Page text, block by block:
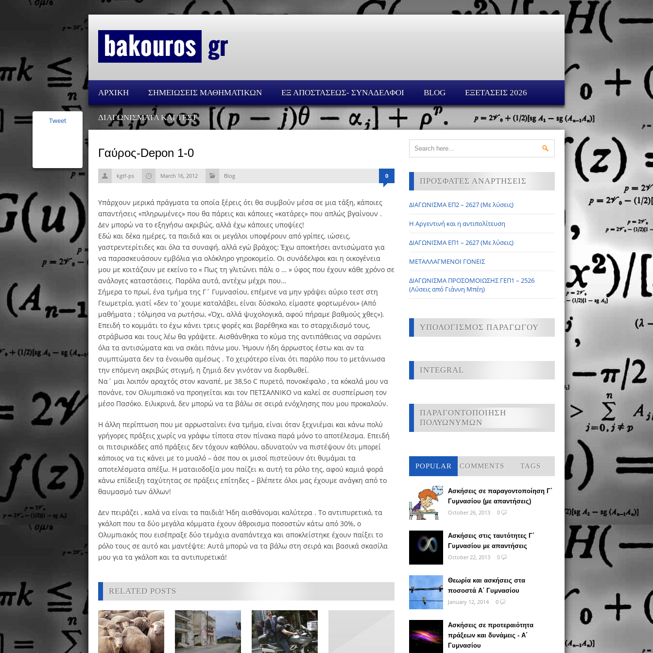
ΑΡΧΙΚΗ ΣΗΜΕΙΩΣΕΙΣ ΜΑΘΗΜΑΤΙΚΩΝ ΕΞ ΑΠΟΣΤΑΣΕΩΣ- ΣΥΝΑΔΕΛΦΟΙ BLOG ΕΞΕΤΑΣΕΙΣ 2026
ΔΙΑΓΩΝΙΣΜΑΤΑ ΚΑΙ ΤΕΣΤ
Γαύρος-Depon 1-0
kgtf-ps March 16, 2012 Blog 0
Υπάρχουν μερικά πράγματα τα οποία ξέρεις ότι θα συμβούν μέσα σε μια τάξη, κάποιες
απαντήσεις «πληρωμένες» που θα πάρεις και κάποιες «κατάρες» που απλώς βγαίνουν .
Δεν μπορώ να το εξηγήσω ακριβώς, αλλά έχω κάποιες υποψίες!
Εδώ και δέκα ημέρες, τα παιδιά και οι μεγάλοι υποφέρουν από γρίπες, ιώσεις,
γαστρεντερίτιδες και όλα τα συναφή, αλλά εγώ βράχος: Έχω αποκτήσει αντισώματα για
να παρασκευάσουν εμβόλια για ολόκληρο γηροκομείο. Οι συνάδελφοι και η οικογένεια
μου με κοιτάζουν με εκείνο το « Πως τη γλιτώνει πάλι ο … » ύφος που έχουν κάθε χρόνο σε
ανάλογες καταστάσεις. Παρόλα αυτά, αντέχω μέχρι που…
Σήμερα το πρωί, ένα τμήμα της Γ΄ Γυμνασίου, επέμενε να μην γράψει αύριο τεστ στη
Γεωμετρία, γιατί «δεν το΄χουμε καταλάβει, είναι δύσκολο, είμαστε φορτωμένοι» (Από
μαθήματα ; τόλμησα να ρωτήσω, «Όχι, αλλά ψυχολογικά, αφού πήραμε βαθμούς χθες»).
Επειδή το κομμάτι το έχω κάνει τρεις φορές και βαρέθηκα και το σταρχιδισμό τους,
στράβωσα και τους λέω θα γράψετε. Αισθάνθηκα το κύμα της αντιπάθειας να σαρώνει
όλα τα αντισώματα και να σκάει πάνω μου. Ήμουν ήδη άρρωστος έστω και αν τα
συμπτώματα δεν τα ένοιωθα αμέσως . Το χειρότερο είναι ότι παρόλο που το μετάνιωσα
την επόμενη ακριβώς στιγμή, η ζημιά δεν γινόταν να διορθωθεί.
Να΄ μαι λοιπόν αραχτός στον καναπέ, με 38,5ο C πυρετό, πονοκέφαλο , τα κόκαλά μου να
πονάνε, τον Ολυμπιακό να προηγείται και τον ΠΕΤΣΑΛΝΙΚΟ να καλεί σε συσπείρωση τον
μέσο Πασόκο. Ειλικρινά, δεν μπορώ να τα βάλω σε σειρά ενόχλησης που μου προκαλούν.
Η άλλη περίπτωση που με αρρωσταίνει ένα τμήμα, είναι όταν ξεχνιέμαι και κάνω πολύ
γρήγορες πράξεις χωρίς να γράφω τίποτα στον πίνακα παρά μόνο το αποτέλεσμα. Επειδή
οι πιτσιρικάδες από πράξεις δεν τόχουν καθόλου, αδυνατούν να πιστέψουν ότι μπορεί
κάποιος να τις κάνει με το μυαλό – άσε που οι μισοί πιστεύουν ότι θυμάμαι τα
αποτελέσματα απέξω. Η ματαιοδοξία μου παίζει κι αυτή τα ρόλο της, αφού καμιά φορά
κάνω επίδειξη ταχύτητας σε πράξεις επίτηδες – βλέπετε όλοι μας έχουμε ανάγκη από το
θαυμασμό των άλλων!
Δεν πειράζει , καλά να είναι τα παιδιά! Ήδη αισθάνομαι καλύτερα . Το αντιπυρετικό, τα
γκάλοπ που τα δύο μεγάλα κόμματα έχουν άθροισμα ποσοστών κάτω από 30%, ο
Ολυμπιακός που εισέπραξε δύο τεμάχια αναπάντεχα και αποκλείστηκε έχουν παίξει το
ρόλο τους σε αυτό και μαντέψτε: Αυτά μπορώ να τα βάλω στη σειρά και βασικά σκασίλα
μου για τα γκάλοπ και τα αντιπυρετικά!
Tweet
RELATED POSTS
ΠΡΟΣΦΑΤΕΣ ΑΝΑΡΤΗΣΕΙΣ
ΔΙΑΓΩΝΙΣΜΑ ΕΠ2 – 2627 (Με λύσεις)
Η Αργεντινή και η αντιπολίτευση
ΔΙΑΓΩΝΙΣΜΑ ΕΠ1 – 2627 (Με λύσεις)
ΜΕΤΑΛΛΑΓΜΕΝΟΙ ΓΟΝΕΙΣ
ΔΙΑΓΩΝΙΣΜΑ ΠΡΟΣΟΜΟΙΩΣΗΣ ΓΕΠ1 – 2526
(Λύσεις από Γιάννη Μπέη)
ΥΠΟΛΟΓΙΣΜΟΣ ΠΑΡΑΓΩΓΟΥ
INTEGRAL
ΠΑΡΑΓΟΝΤΟΠΟΙΗΣΗ
ΠΟΛΥΩΝΥΜΩΝ
POPULAR COMMENTS TAGS
Ασκήσεις σε παραγοντοποίηση Γ΄
Γυμνασίου (με απαντήσεις)
October 26, 2013
0
Ασκήσεις στις ταυτότητες Γ΄
Γυμνασίου με απαντήσεις
October 22, 2013
0
Θεωρία και ασκήσεις στα
ποσοστά Α΄ Γυμνασίου
January 12, 2014
0
Ασκήσεις σε προτεραιότητα
πράξεων και δυνάμεις - Α΄
Γυμνασίου